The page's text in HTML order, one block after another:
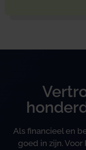
Als financieel en
goed in zijn.